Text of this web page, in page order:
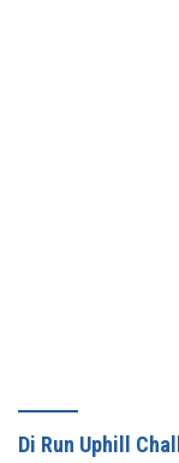
Di Run Uphill